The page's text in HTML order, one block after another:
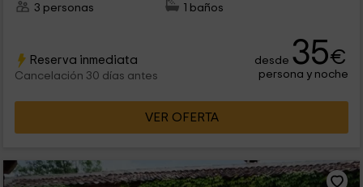
3 personas
1 baños
Reserva inmediata
Cancelación 30 días antes
desde 35€
persona y noche
VER OFERTA